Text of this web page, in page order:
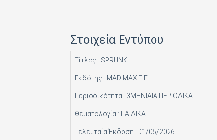
ICONS TV ΜΟΝΟΠΡΟΣΩΠΗ Ι Κ Ε
INFO EDITIONS Ε Ε
INTRACORD ΛΕΝΑ ΜΟΝΟΠΡΟΣΩΠΗ ΙΚΕ
M.V. PRESS ΜΟΝΟΠΡΟΣΩΠΗ ΙΚΕ
MAD MAX Ε Ε
MEDIA ΜΑΘΙΟΥΔΑΚΗΣ Α.Ε.
Στοιχεία Εντύπου
Τίτλος : SPRUNKI
Εκδότης : MAD MAX Ε Ε
Περιοδικότητα : 3ΜΗΝΙΑΙΑ ΠΕΡΙΟΔΙΚΑ
Θεματολογία : ΠΑΙΔΙΚΑ
Τελευταία Έκδοση : 01/05/2026